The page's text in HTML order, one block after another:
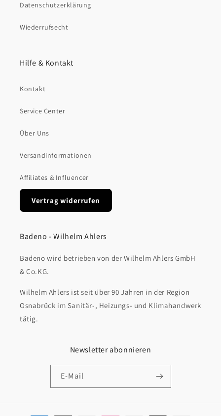
Datenschutzerklärung
Wiederrufsecht
Hilfe & Kontakt
Kontakt
Service Center
Über Uns
Versandinformationen
Affiliates & Influencer
Vertrag widerrufen
Badeno - Wilhelm Ahlers
Badeno wird betrieben von der Wilhelm Ahlers GmbH
& Co.KG.
Wilhelm Ahlers ist seit über 90 Jahren in der Region
Osnabrück im Sanitär-, Heizungs- und Klimahandwerk
tätig.
Newsletter abonnieren
E-Mail